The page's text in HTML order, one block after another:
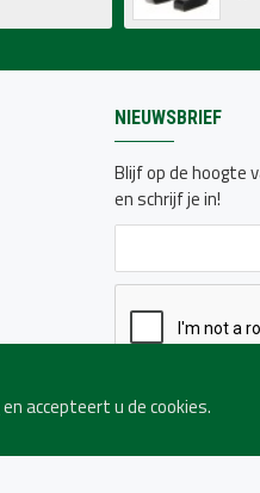
NIEUWSBRIEF
Blijf op de hoogte
en schrijf je in!
Ik heb dePrivacy
en accepteert u de cookies.